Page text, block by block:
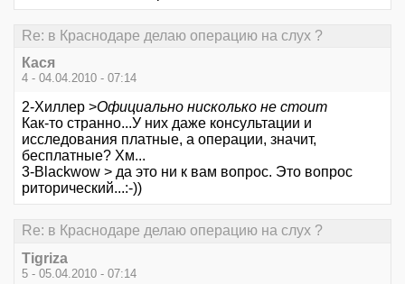
Re: в Краснодаре делаю операцию на слух ?
Кася
4 - 04.04.2010 - 07:14
2-Хиллер >Официально нисколько не стоит
Как-то странно...У них даже консультации и
исследования платные, а операции, значит,
бесплатные? Хм...
3-Blackwow > да это ни к вам вопрос. Это вопрос
риторический...:-))
Re: в Краснодаре делаю операцию на слух ?
Tigriza
5 - 05.04.2010 - 07:14